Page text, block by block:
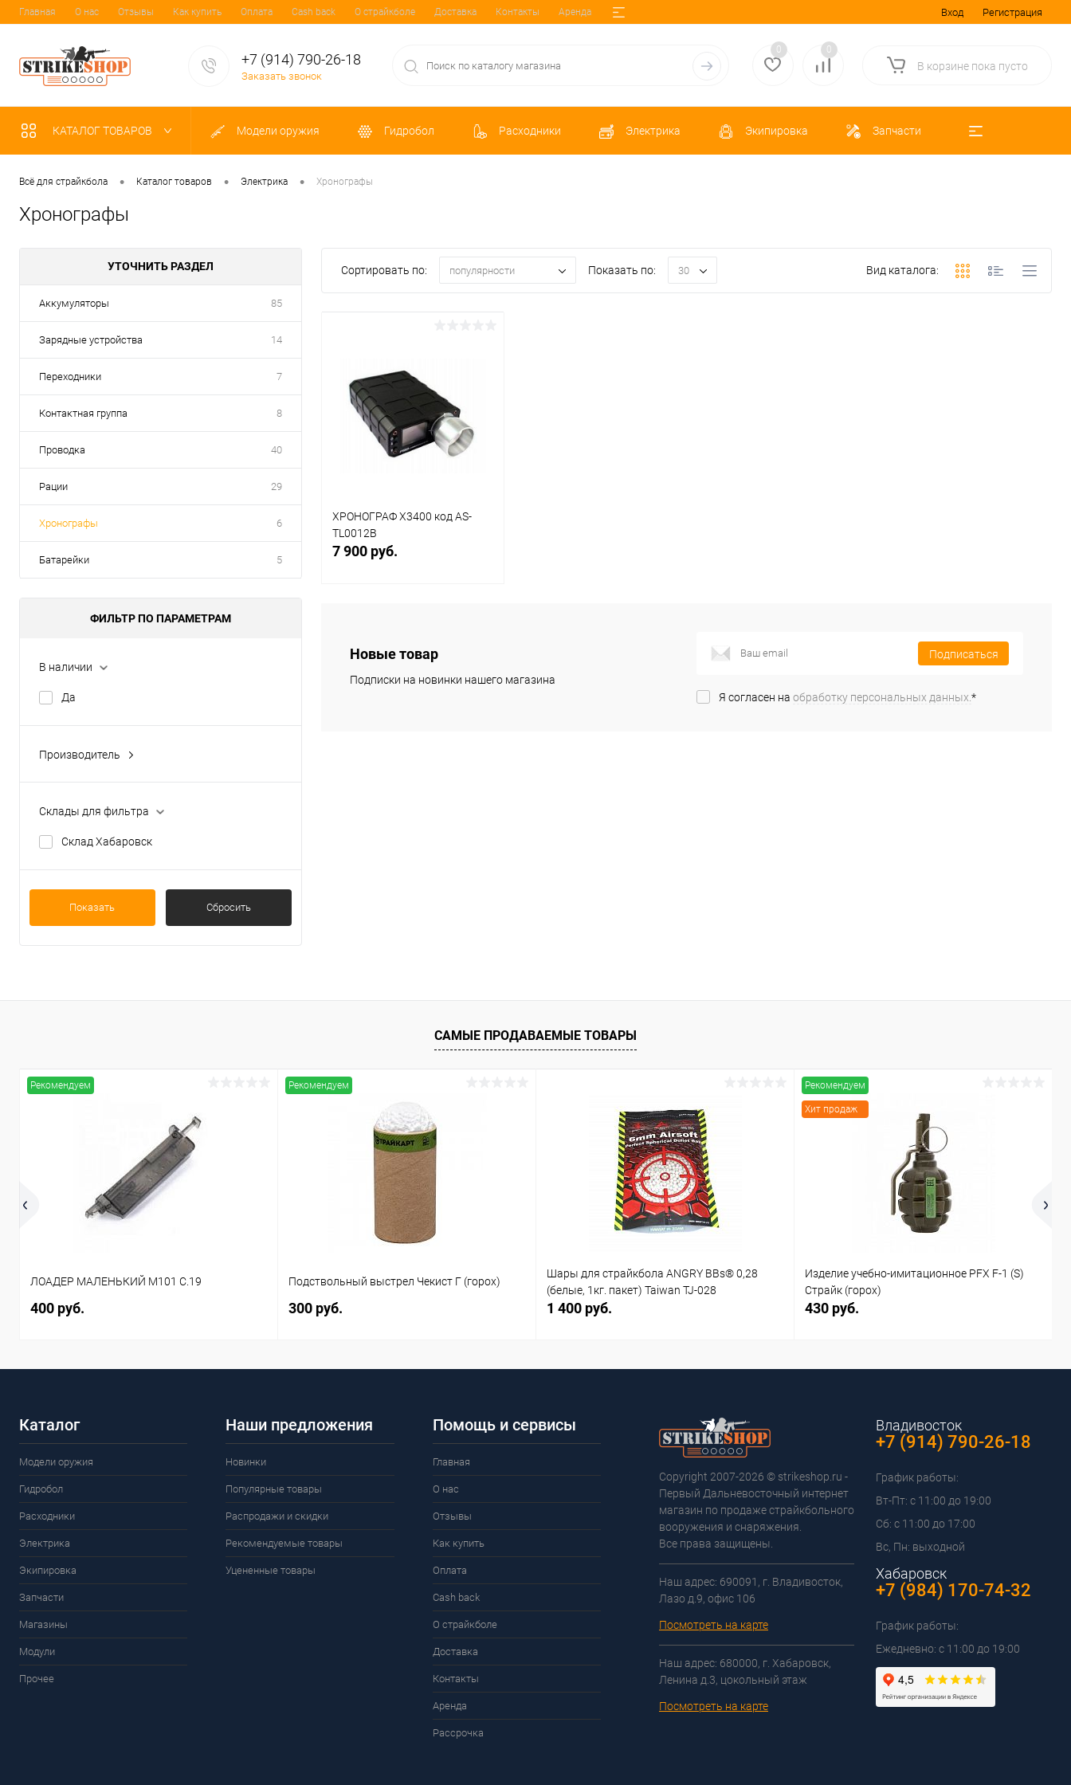
Главная О нас Отзывы Как купить Оплата Cash back О страйкболе Доставка Контакты Аренда Вход Регистрация
+7 (914) 790-26-18
Заказать звонок
0 0
В корзине пока пусто
КАТАЛОГ ТОВАРОВ Модели оружия Гидробол Расходники Электрика Экипировка Запчасти
Всё для страйкбола • Каталог товаров • Электрика • Хронографы
Хронографы
УТОЧНИТЬ РАЗДЕЛ
Аккумуляторы 85
Зарядные устройства 14
Переходники 7
Контактная группа 8
Проводка 40
Рации 29
Хронографы 6
Батарейки 5
ФИЛЬТР ПО ПАРАМЕТРАМ
В наличии
Да
Производитель
Склады для фильтра
Склад Хабаровск
Показать Сбросить
Сортировать по: популярности Показать по: 30 Вид каталога:
ХРОНОГРАФ X3400 код AS-
TL0012B
7 900 руб.
Купить в 1
клик
Новые товар
Подписки на новинки нашего магазина
Подписаться
Я согласен на обработку персональных данных. *
САМЫЕ ПРОДАВАЕМЫЕ ТОВАРЫ
Рекомендуем
ЛОАДЕР МАЛЕНЬКИЙ M101 C.19
400 руб.
Рекомендуем
Подствольный выстрел Чекист Г (горох)
300 руб.
Шары для страйкбола ANGRY BBs® 0,28
(белые, 1кг. пакет) Taiwan TJ-028
1 400 руб.
Рекомендуем
Хит продаж
Изделие учебно-имитационное PFX F-1 (S)
Страйк (горох)
430 руб.
Каталог
Модели оружия
Гидробол
Расходники
Электрика
Экипировка
Запчасти
Магазины
Модули
Прочее
Наши предложения
Новинки
Популярные товары
Распродажи и скидки
Рекомендуемые товары
Уцененные товары
Помощь и сервисы
Главная
О нас
Отзывы
Как купить
Оплата
Cash back
О страйкболе
Доставка
Контакты
Аренда
Рассрочка
Copyright 2007-2026 © strikeshop.ru -
Первый Дальневосточный интернет
магазин по продаже страйкбольного
вооружения и снаряжения.
Все права защищены.
Наш адрес: 690091, г. Владивосток,
Лазо д.9, офис 106
Посмотреть на карте
Наш адрес: 680000, г. Хабаровск,
Ленина д.3, цокольный этаж
Посмотреть на карте
Владивосток
+7 (914) 790-26-18
График работы:
Вт-Пт: с 11:00 до 19:00
Сб: с 11:00 до 17:00
Вс, Пн: выходной
Хабаровск
+7 (984) 170-74-32
График работы:
Ежедневно: с 11:00 до 19:00